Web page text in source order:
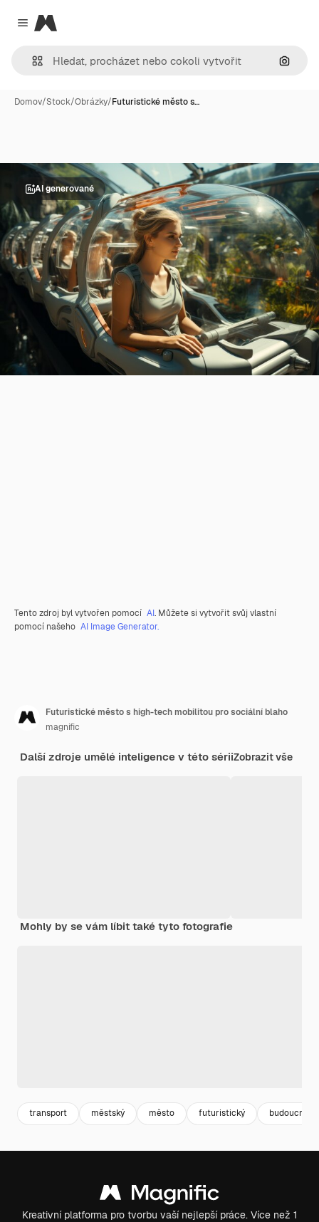
Close menu
Magnific
Hledat
Domov/Stock/Obrázky/Futuristické město s…
AI generované
Tento zdroj byl vytvořen pomocí AI. Můžete si vytvořit svůj vlastní
pomocí našeho AI Image Generator.
Futuristické město s high-tech mobilitou pro sociální blaho
magnific
Další zdroje umělé inteligence v této sériiZobrazit vše
Mohly by se vám líbit také tyto fotografie
transport městský město futuristický budoucnost
Kreativní platforma pro tvorbu vaší nejlepší práce. Více než 1